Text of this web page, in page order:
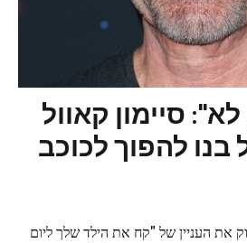
סיימון קאוול
בנו להפוך לכוכב
את העניין של "קח את הילד שלך ליום